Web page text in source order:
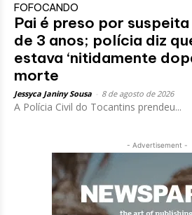
FOFOCANDO
Pai é preso por
de 3 anos; polícia diz
estava ‘nitidamente
morte
Jessyca Janiny Sousa 8 de agosto de 2026
A Polícia Civil do Tocantins prendeu...
- Advertisement -